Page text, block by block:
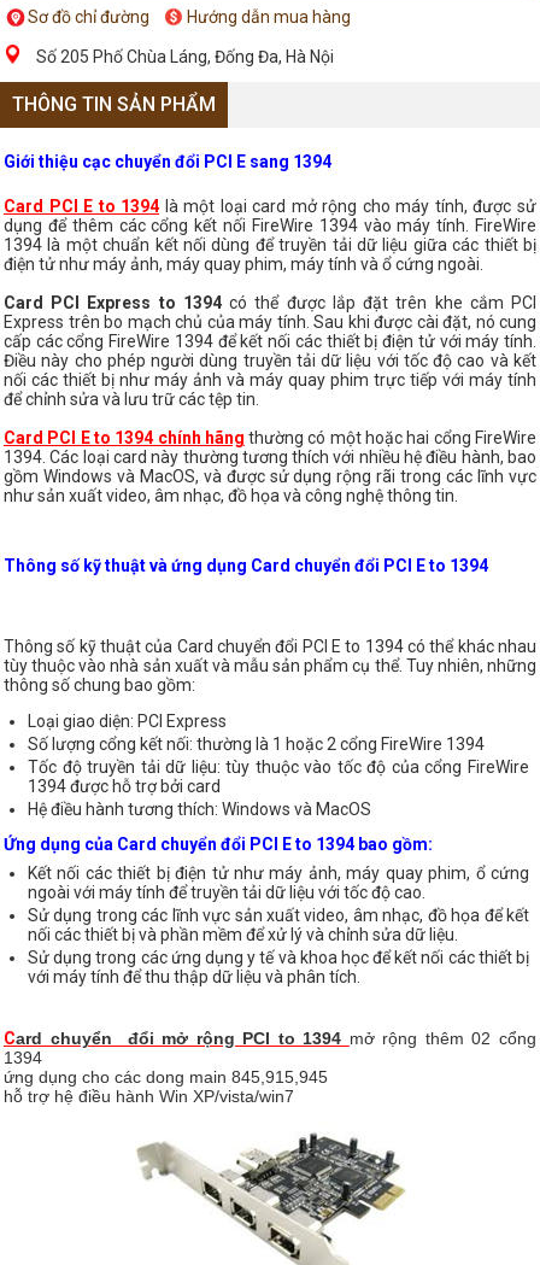
Sơ đồ chỉ đường Hướng dẫn mua hàng
Số 205 Phố Chùa Láng, Đống Đa, Hà Nội
THÔNG TIN SẢN PHẨM
Giới thiệu cạc chuyển đổi PCI E sang 1394
Card PCI E to 1394là một loại card mở rộng cho máy tính, được sử
dụng để thêm các cổng kết nối FireWire 1394 vào máy tính. FireWire
1394 là một chuẩn kết nối dùng để truyền tải dữ liệu giữa các thiết bị
điện tử như máy ảnh, máy quay phim, máy tính và ổ cứng ngoài.
Card PCI Express to 1394có thể được lắp đặt trên khe cắm PCI
Express trên bo mạch chủ của máy tính. Sau khi được cài đặt, nó cung
cấp các cổng FireWire 1394 để kết nối các thiết bị điện tử với máy tính.
Điều này cho phép người dùng truyền tải dữ liệu với tốc độ cao và kết
nối các thiết bị như máy ảnh và máy quay phim trực tiếp với máy tính
để chỉnh sửa và lưu trữ các tệp tin.
Card PCI E to 1394 chính hãng thường có một hoặc hai cổng FireWire
1394. Các loại card này thường tương thích với nhiều hệ điều hành, bao
gồm Windows và MacOS, và được sử dụng rộng rãi trong các lĩnh vực
như sản xuất video, âm nhạc, đồ họa và công nghệ thông tin.
Thông số kỹ thuật và ứng dụng Card chuyển đổi PCI E to 1394
Thông số kỹ thuật của Card chuyển đổi PCI E to 1394 có thể khác nhau
tùy thuộc vào nhà sản xuất và mẫu sản phẩm cụ thể. Tuy nhiên, những
thông số chung bao gồm:
Loại giao diện: PCI Express
Số lượng cổng kết nối: thường là 1 hoặc 2 cổng FireWire 1394
Tốc độ truyền tải dữ liệu: tùy thuộc vào tốc độ của cổng FireWire
1394 được hỗ trợ bởi card
Hệ điều hành tương thích: Windows và MacOS
Ứng dụng của Card chuyển đổi PCI E to 1394 bao gồm:
Kết nối các thiết bị điện tử như máy ảnh, máy quay phim, ổ cứng
ngoài với máy tính để truyền tải dữ liệu với tốc độ cao.
Sử dụng trong các lĩnh vực sản xuất video, âm nhạc, đồ họa để kết
nối các thiết bị và phần mềm để xử lý và chỉnh sửa dữ liệu.
Sử dụng trong các ứng dụng y tế và khoa học để kết nối các thiết bị
với máy tính để thu thập dữ liệu và phân tích.
Card chuyển đổi mở rộng PCI to 1394 mở rộng thêm 02 cổng
1394
ứng dụng cho các dong main 845,915,945
hỗ trợ hệ điều hành Win XP/vista/win7